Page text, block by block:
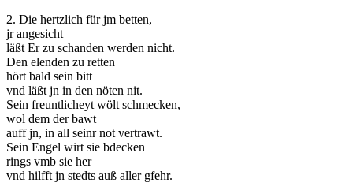
2. Die hertzlich für jm betten,
jr angesicht
läßt Er zu schanden werden nicht.
Den elenden zu retten
hört bald sein bitt
vnd läßt jn in den nöten nit.
Sein freuntlicheyt wölt schmecken,
wol dem der bawt
auff jn, in all seinr not vertrawt.
Sein Engel wirt sie bdecken
rings vmb sie her
vnd hilfft jn stedts auß aller gfehr.